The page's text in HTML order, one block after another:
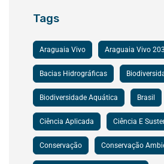
Tags
Araguaia Vivo Araguaia Vivo
Bacias Hidrográficas
Biodiversidade Aquática Brasil
Ciência Aplicada Ciência E
Conservação Conservação